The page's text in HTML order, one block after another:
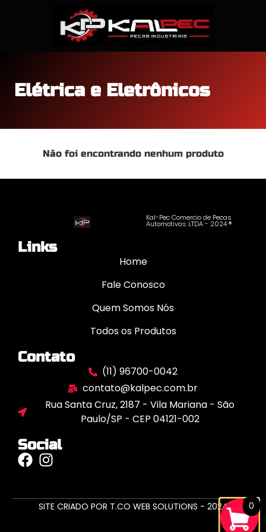
Elétrica e Eletrônicos
Não foi encontrando nenhum produto
Kal-Pec Comercio de Pecas
Automotivas LTDA - 2024 ®
Links
Home
Fale Conosco
Quem Somos Nós
Todos os Produtos
Contato
(11) 96700-0042
contato@kalpec.com.br
Rua Santa Cruz, 2187 - Vila Mariana - São
Paulo/SP - CEP 04121-002
Social
SITE CRIADO POR T.CO WEB SOLUTIONS - 2024 0